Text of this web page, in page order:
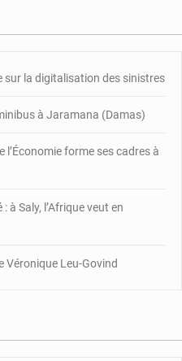
sur la digitalisation des sinistres
à Jaramana (Damas)
l’Économie forme ses cadres à
à Saly, l’Afrique veut en
Véronique Leu-Govind